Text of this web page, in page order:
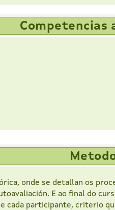
Competencias
onde se detallan os
E ao final do
cada participante, criterio